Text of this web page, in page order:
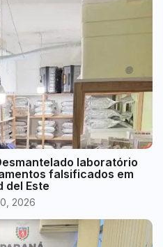
laboratório
falsificados em
del Este
2026